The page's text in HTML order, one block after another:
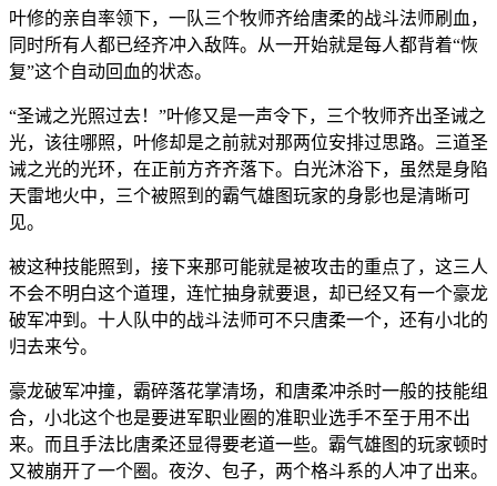
叶修的亲自率领下，一队三个牧师齐给唐柔的战斗法师刷血，
同时所有人都已经齐冲入敌阵。从一开始就是每人都背着“恢
复”这个自动回血的状态。
“圣诫之光照过去！”叶修又是一声令下，三个牧师齐出圣诫之
光，该往哪照，叶修却是之前就对那两位安排过思路。三道圣
诫之光的光环，在正前方齐齐落下。白光沐浴下，虽然是身陷
天雷地火中，三个被照到的霸气雄图玩家的身影也是清晰可
见。
被这种技能照到，接下来那可能就是被攻击的重点了，这三人
不会不明白这个道理，连忙抽身就要退，却已经又有一个豪龙
破军冲到。十人队中的战斗法师可不只唐柔一个，还有小北的
归去来兮。
豪龙破军冲撞，霸碎落花掌清场，和唐柔冲杀时一般的技能组
合，小北这个也是要进军职业圈的准职业选手不至于用不出
来。而且手法比唐柔还显得要老道一些。霸气雄图的玩家顿时
又被崩开了一个圈。夜汐、包子，两个格斗系的人冲了出来。